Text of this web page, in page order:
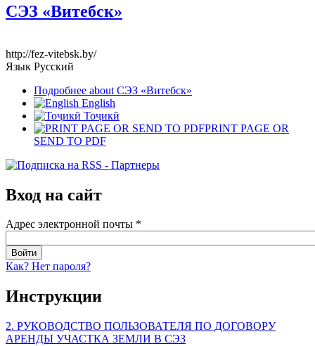
СЭЗ «Витебск»
http://fez-vitebsk.by/
Язык Русский
Подробнее about СЭЗ «Витебск»
English
Тоҷикӣ
PRINT PAGE OR
SEND TO PDF
Вход на сайт
Адрес электронной почты *
Как? Нет пароля?
Инструкции
2. РУКОВОДСТВО ПОЛЬЗОВАТЕЛЯ ПО ДОГОВОРУ
АРЕНДЫ УЧАСТКА ЗЕМЛИ В СЭЗ